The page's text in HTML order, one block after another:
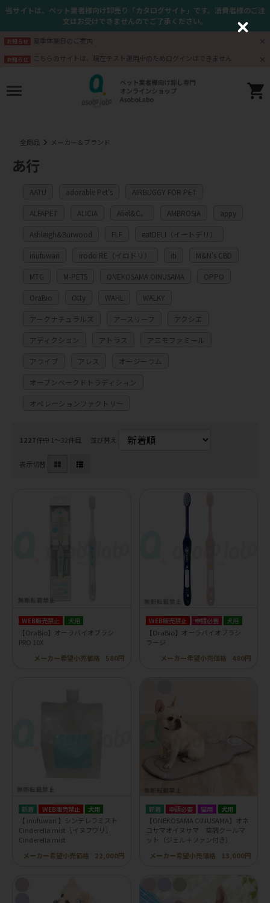
当サイトは、ペット業者様向け卸売り「カタログサイト」です。消費者様のご注
文はお受けできませんのでご了承ください。
お知らせ 夏季休業日のご案内
お知らせ こちらのサイトは、現在テスト運用中のためログインはできません
全商品 メーカー＆ブランド
あ行
AATU adorable Pet's AIRBUGGY FOR PET
ALFAPET ALICIA Aliel&C。 AMBROSIA appy
Ashleigh&Burwood FLF eatDELI（イートデリ）
inufuwari irodo:RE（イロドリ） iti M&N’s CBD
MTG M-PETS ONEKOSAMA OINUSAMA OPPO
OraBio Otty WAHL WALKY
アークナチュラルズ アースリーフ アクシエ
アディクション アトラス アニモファミール
アライブ アレス オージーラム
オーブンベークドトラディション
オペレーションファクトリー
1227件中 1〜32件目 並び替え
表示切替
WEB販売禁止 犬用
【OraBio】オーラバイオブラシ
PRO 10X
メーカー希望小売価格
580円
WEB販売禁止 申請必要 犬用
【OraBio】オーラバイオブラシ
ラージ
メーカー希望小売価格
480円
WEB販売禁止 犬用
【 inufuwari 】シンデレラミスト
Cinderella mist［イヌフワリ］
Cinderella mist
メーカー希望小売価格
22,000円
申請必要 猫用 犬用
【ONEKOSAMA OINUSAMA】オネ
コサマオイヌサマ 空調クールマ
ット（ジェル＋ファン付き）
メーカー希望小売価格
13,000円
C